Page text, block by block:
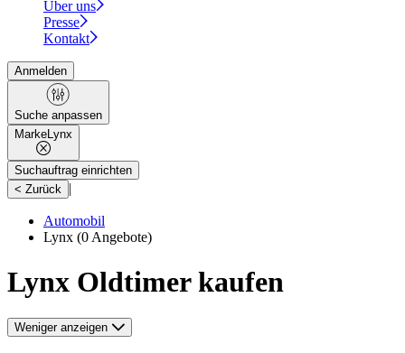
Über uns
Presse
Kontakt
Anmelden
Suche anpassen
MarkeLynx
Suchauftrag einrichten
< Zurück |
Automobil
Lynx (0 Angebote)
Lynx Oldtimer kaufen
Weniger anzeigen